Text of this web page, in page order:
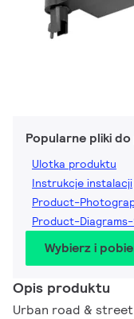
Popularne pliki
Ulotka produktu
Instrukcje instalacji
Product-
Product-Diagrams-
Wybierz i
Opis produktu
Urban road &